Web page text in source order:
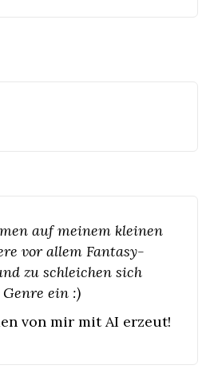
auf meinem kleinen
vor allem Fantasy-
zu schleichen sich
ein :)
von mir mit AI erzeut!